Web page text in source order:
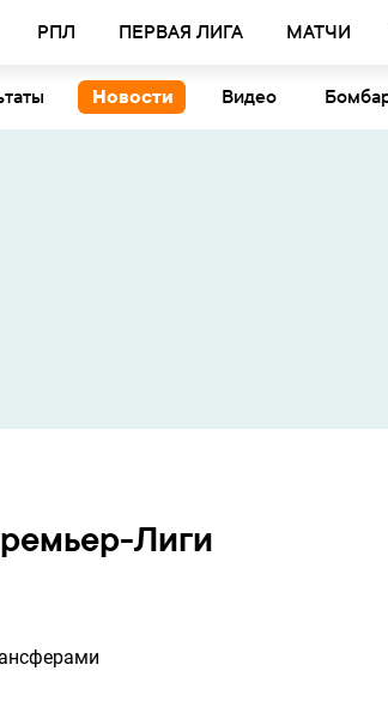
РПЛ ПЕРВАЯ ЛИГА МАТЧИ
Новости Видео
Лиги